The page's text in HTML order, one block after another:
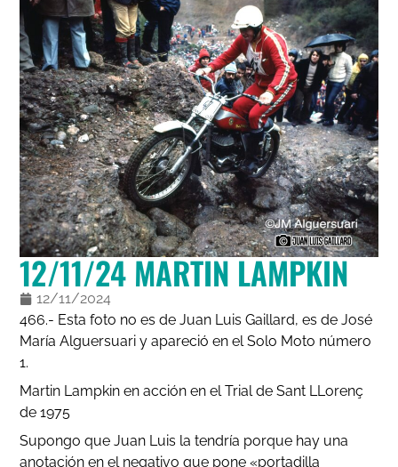
12/11/24 MARTIN LAMPKIN
12/11/2024
466.- Esta foto no es de Juan Luis Gaillard, es de José
María Alguersuari y apareció en el Solo Moto número
1.
Martin Lampkin en acción en el Trial de Sant LLorenç
de 1975
Supongo que Juan Luis la tendría porque hay una
anotación en el negativo que pone «portadilla